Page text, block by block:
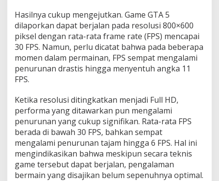
Hasilnya cukup mengejutkan. Game GTA 5
dilaporkan dapat berjalan pada resolusi 800×600
piksel dengan rata-rata frame rate (FPS) mencapai
30 FPS. Namun, perlu dicatat bahwa pada beberapa
momen dalam permainan, FPS sempat mengalami
penurunan drastis hingga menyentuh angka 11
FPS.
Ketika resolusi ditingkatkan menjadi Full HD,
performa yang ditawarkan pun mengalami
penurunan yang cukup signifikan. Rata-rata FPS
berada di bawah 30 FPS, bahkan sempat
mengalami penurunan tajam hingga 6 FPS. Hal ini
mengindikasikan bahwa meskipun secara teknis
game tersebut dapat berjalan, pengalaman
bermain yang disajikan belum sepenuhnya optimal.